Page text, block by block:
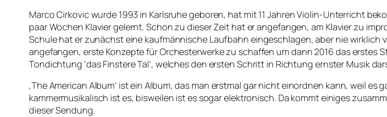
Marco Cirkovic wurde 1993 in Karlsruhe geboren, hat mit 11 Jahren Violin-Unterricht
paar Wochen Klavier gelernt. Schon zu dieser Zeit hat er angefangen, am Klavier zu
Schule hat er zunächst eine kaufmännische Laufbahn eingeschlagen, aber nie wirklich
angefangen, erste Konzepte für Orchesterwerke zu schaffen um dann 2016 das erstes
Tondichtung ‘das Finstere Tal’, welches den ersten Schritt in Richtung ernster Musik
‚The American Album‘ ist ein Album, das man erstmal gar nicht einordnen kann, weil
kammermusikalisch ist es, bisweilen ist es sogar elektronisch. Da kommt einiges
dieser Sendung.